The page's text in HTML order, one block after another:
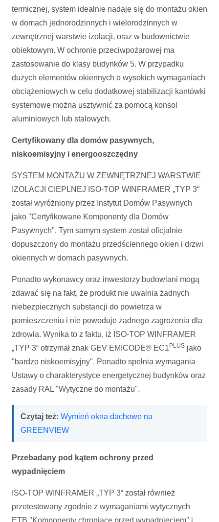
termicznej, system idealnie nadaje się do montażu okien
w domach jednorodzinnych i wielorodzinnych w
zewnętrznej warstwie izolacji, oraz w budownictwie
obiektowym. W ochronie przeciwpożarowej ma
zastosowanie do klasy budynków 5. W przypadku
dużych elementów okiennych o wysokich wymaganiach
obciążeniowych w celu dodatkowej stabilizacji kantówki
systemowe można usztywnić za pomocą konsol
aluminiowych lub stalowych.
Certyfikowany dla domów pasywnych,
niskoemisyjny i energooszczędny
SYSTEM MONTAŻU W ZEWNĘTRZNEJ WARSTWIE
IZOLACJI CIEPLNEJ ISO-TOP WINFRAMER „TYP 3“
został wyróżniony przez Instytut Domów Pasywnych
jako "Certyfikowane Komponenty dla Domów
Pasywnych". Tym samym system został oficjalnie
dopuszczony do montażu przedściennego okien i drzwi
okiennych w domach pasywnych.
Ponadto wykonawcy oraz inwestorzy budowlani mogą
zdawać się na fakt, że produkt nie uwalnia żadnych
niebezpiecznych substancji do powietrza w
pomieszczeniu i nie powoduje żadnego zagrożenia dla
zdrowia. Wynika to z faktu, iż ISO-TOP WINFRAMER
„TYP 3“ otrzymał znak GEV EMICODE® EC1PLUS jako
"bardzo niskoemisyjny". Ponadto spełnia wymagania
Ustawy o charakterystyce energetycznej budynków oraz
zasady RAL "Wytyczne do montażu".
Czytaj też: Wymień okna dachowe na
GREENVIEW
Przebadany pod kątem ochrony przed
wypadnięciem
ISO-TOP WINFRAMER „TYP 3“ został również
przetestowany zgodnie z wymaganiami wytycznych
ETB "Komponenty chroniące przed wypadnięciem" i